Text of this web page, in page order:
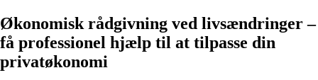
Økonomisk rådgivning ved livsændringer –
få professionel hjælp til at tilpasse din
privatøkonomi